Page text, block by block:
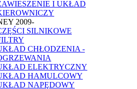
I UKŁAD
2009-
SILNIKOWE
CHŁODZENIA -
ELEKTRYCZNY
HAMULCOWY
NAPĘDOWY